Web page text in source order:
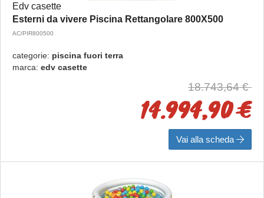
Edv casette
Esterni da vivere Piscina Rettangolare 800X500
AC/PIR800500
categorie: piscina fuori terra
marca: edv casette
18.743,64 €
14.994,90 €
Vai alla scheda